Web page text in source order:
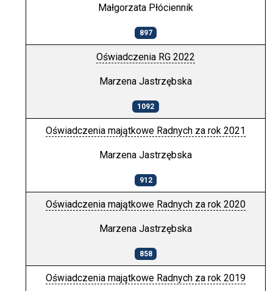
Małgorzata Płóciennik
897
Oświadczenia RG 2022
Marzena Jastrzębska
1092
Oświadczenia majątkowe Radnych za rok 2021
Marzena Jastrzębska
912
Oświadczenia majątkowe Radnych za rok 2020
Marzena Jastrzębska
858
Oświadczenia majątkowe Radnych za rok 2019